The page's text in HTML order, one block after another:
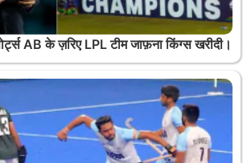
AB के ज़रिए LPL टीम जाफ़ना किंग्स खरीदी।